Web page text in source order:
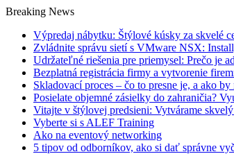
Breaking News
Výpredaj nábytku: Štýlové kúsky za skvelé
Zvládnite správu sietí s VMware NSX:
Udržateľné riešenia pre priemysel: Prečo je
Bezplatná registrácia firmy a vytvorenie
Skladovací proces – čo to presne je, a ako
Posielate objemné zásielky do zahraničia?
Vitajte v štýlovej predsieni: Vytvárame
Vyberte si s ALEF Training
Ako na eventový networking
5 tipov od odborníkov, ako si dať správne